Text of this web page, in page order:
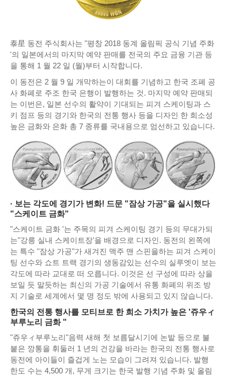
泰星 동전 주식회사는 "평창 2018 동계 올림픽 공식 기념 주화
'의 일본에서의 마지막 예약 판매를 전국의 주요 금융 기관 등
을 통해 1 월 22 일 (월)부터 시작합니다.
이 동전은 2 월 9 일 개막하는이 대회를 기념하고 한국 조폐 공
사 화폐로 주조 한국 은행이 발행하는 것. 마지막 예약 판매되
는 이번은, 일본 선수의 활약이 기대되는 피겨 스케이팅과 스
키 점프 등의 경기와 한국의 전통 행사 등을 디자인 한 희소성
높은 금화와 은화 총 7 종류를 국내용으로 엄선하고 있습니다.
· 보는 각도에 경기가 변화! 드문 "잠상 가공"을 실시했다
"스케이트 금화"
"스케이트 금화 '는 주목의 피겨 스케이팅 경기 등의 무대가되
는"강릉 실내 스케이트장'을 배경으로 디자인. 동전의 왼쪽에
는 특수 "잠상 가공"가 새겨진 맥주 맨 스핀을하는 피겨 스케이
팅 선수와 쇼트 트랙 경기의 생동감있는 선수의 실루엣이 보는
각도에 따라 교대로 떠 오릅니다. 이것은 선 구성에 따라 상을
보일 듯 말듯하는 최신의 가공 기술에서 유통 화폐의 위조 방
지 기술로 세계에서 몇 명 정도 밖에 사용되고 있지 않습니다.
한국의 전통 행사를 모티브로 한 희소 가치가 높은 '쥬우ィ
부루노리 금화 "
"쥬우ィ부루노리"음력 새해 첫 보름달시기에 논밭 등으로 불
붙은 깡통을 휘둘러 1 년의 건강을 바라는 한국의 전통 행사로
동전에 아이들이 즐겁게 노는 모습이 그려져 있습니다. 발행
한도 수는 4,500 개, 무게 크기는 한국 발행 기념 주화 및 올림